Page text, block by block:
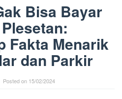
Bisa Bayar
Fakta Menarik
dan Parkir
Posted on 15/02/2024